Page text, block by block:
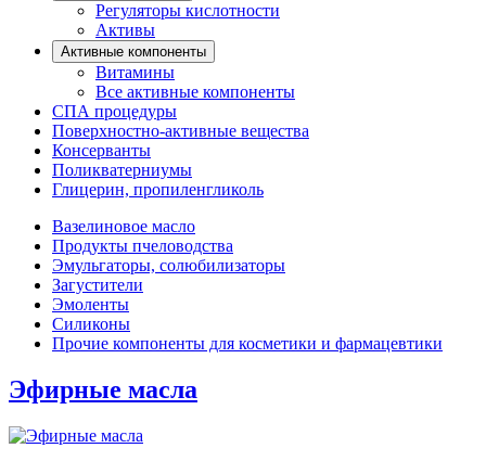
Регуляторы кислотности
Активы
Активные компоненты
Витамины
Все активные компоненты
СПА процедуры
Поверхностно-активные вещества
Консерванты
Поликватерниумы
Глицерин, пропиленгликоль
Вазелиновое масло
Продукты пчеловодства
Эмульгаторы, солюбилизаторы
Загустители
Эмоленты
Силиконы
Прочие компоненты для косметики и фармацевтики
Эфирные масла